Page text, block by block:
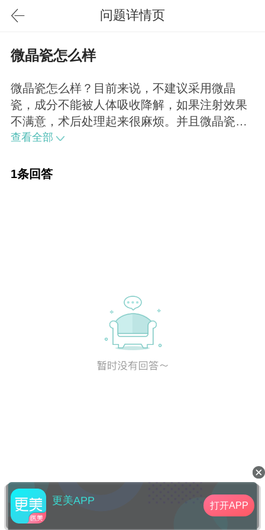
问题详情页
微晶瓷怎么样
微晶瓷怎么样？目前来说，不建议采用微晶
瓷，成分不能被人体吸收降解，如果注射效果
不满意，术后处理起来很麻烦。并且微晶瓷是
没有药监局证书的，须谨慎使用。
查看全部
1条回答
更美APP 打开APP